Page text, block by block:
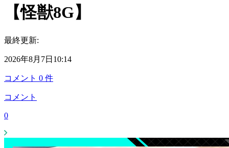
【怪獣8G】
最終更新:
2026年8月7日10:14
コメント 0 件
コメント
0